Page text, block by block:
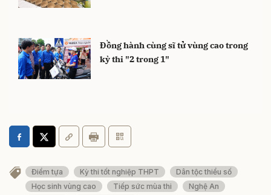
Đồng hành cùng sĩ tử vùng cao trong
kỳ thi "2 trong 1"
Điểm tựa Kỳ thi tốt nghiệp THPT
Dân tộc thiểu số
Học sinh vùng cao
Tiếp sức mùa thi
Nghệ An